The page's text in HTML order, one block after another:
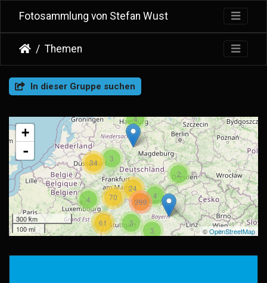
Fotosammlung von Stefan Wust
Themen
In dieser Gruppe suchen
2
4
3
3
34
4
61 3
24
4
70 269
+
-
300 km
100 mi
©OpenStreetMap